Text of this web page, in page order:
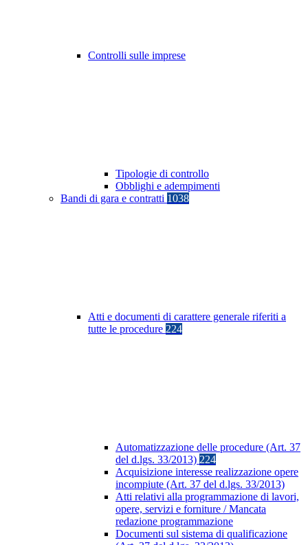
Controlli sulle imprese
Tipologie di controllo
Obblighi e adempimenti
Bandi di gara e contratti 1038
Atti e documenti di carattere generale riferiti a
tutte le procedure 224
Automatizzazione delle procedure (Art. 37
del d.lgs. 33/2013) 224
Acquisizione interesse realizzazione opere
incompiute (Art. 37 del d.lgs. 33/2013)
Atti relativi alla programmazione di lavori,
opere, servizi e forniture / Mancata
redazione programmazione
Documenti sul sistema di qualificazione